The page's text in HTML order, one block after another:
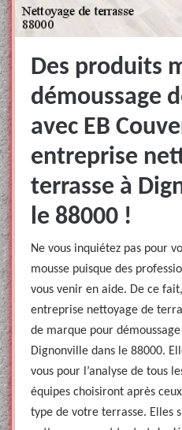
Des produits
démoussage
avec EB
entreprise
terrasse à
le 88000 !
Ne vous inquiétez pas pour
mousse puisque des
vous venir en aide. De ce
entreprise nettoyage de
de marque pour
Dignonville dans le 88000.
vous pour l’analyse de tous
équipes choisiront après
type de votre terrasse. Elles